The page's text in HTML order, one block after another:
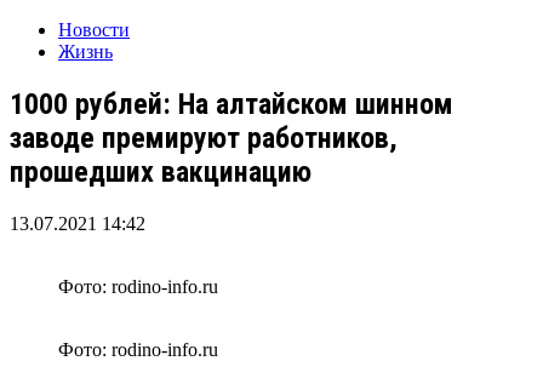
Новости
Жизнь
1000 рублей: На алтайском шинном
заводе премируют работников,
прошедших вакцинацию
13.07.2021 14:42
Фото: rodino-info.ru
Фото: rodino-info.ru